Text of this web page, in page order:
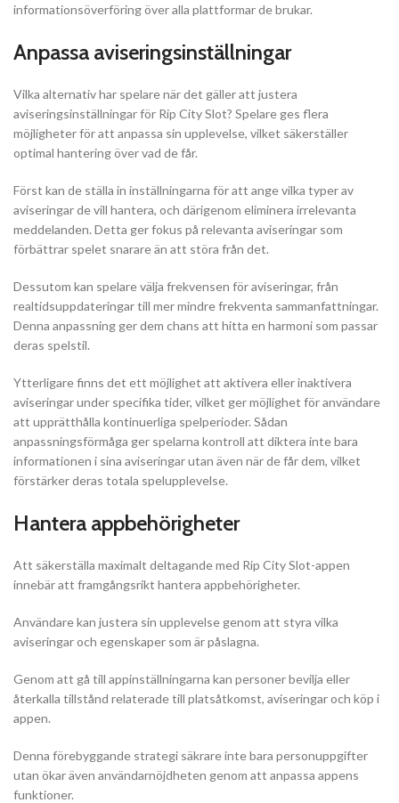
informationsöverföring över alla plattformar de brukar.
Anpassa aviseringsinställningar
Vilka alternativ har spelare när det gäller att justera
aviseringsinställningar för Rip City Slot? Spelare ges flera
möjligheter för att anpassa sin upplevelse, vilket säkerställer
optimal hantering över vad de får.
Först kan de ställa in inställningarna för att ange vilka typer av
aviseringar de vill hantera, och därigenom eliminera irrelevanta
meddelanden. Detta ger fokus på relevanta aviseringar som
förbättrar spelet snarare än att störa från det.
Dessutom kan spelare välja frekvensen för aviseringar, från
realtidsuppdateringar till mer mindre frekventa sammanfattningar.
Denna anpassning ger dem chans att hitta en harmoni som passar
deras spelstil.
Ytterligare finns det ett möjlighet att aktivera eller inaktivera
aviseringar under specifika tider, vilket ger möjlighet för användare
att upprätthålla kontinuerliga spelperioder. Sådan
anpassningsförmåga ger spelarna kontroll att diktera inte bara
informationen i sina aviseringar utan även när de får dem, vilket
förstärker deras totala spelupplevelse.
Hantera appbehörigheter
Att säkerställa maximalt deltagande med Rip City Slot-appen
innebär att framgångsrikt hantera appbehörigheter.
Användare kan justera sin upplevelse genom att styra vilka
aviseringar och egenskaper som är påslagna.
Genom att gå till appinställningarna kan personer bevilja eller
återkalla tillstånd relaterade till platsåtkomst, aviseringar och köp i
appen.
Denna förebyggande strategi säkrare inte bara personuppgifter
utan ökar även användarnöjdheten genom att anpassa appens
funktioner.